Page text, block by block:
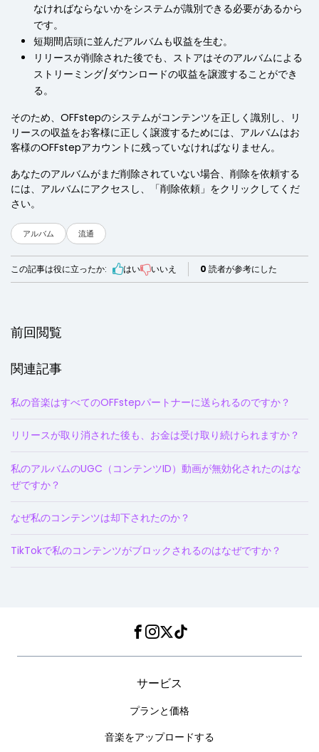
なければならないかをシステムが識別できる必要があるから
です。
短期間店頭に並んだアルバムも収益を生む。
リリースが削除された後でも、ストアはそのアルバムによる
ストリーミング/ダウンロードの収益を譲渡することができ
る。
そのため、OFFstepのシステムがコンテンツを正しく識別し、リ
リースの収益をお客様に正しく譲渡するためには、アルバムはお
客様のOFFstepアカウントに残っていなければなりません。
あなたのアルバムがまだ削除されていない場合、削除を依頼する
には、アルバムにアクセスし、「削除依頼」をクリックしてくだ
さい。
アルバム 流通
この記事は役に立ったか: はい いいえ 0 読者が参考にした
前回閲覧
関連記事
私の音楽はすべてのOFFstepパートナーに送られるのですか？
リリースが取り消された後も、お金は受け取り続けられますか？
私のアルバムのUGC（コンテンツID）動画が無効化されたのはな
ぜですか？
なぜ私のコンテンツは却下されたのか？
TikTokで私のコンテンツがブロックされるのはなぜですか？
Facebook
Instagram
Twitter
TikTok
サービス
プランと価格
音楽をアップロードする